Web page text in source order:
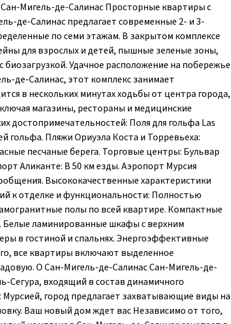
Мигель-де-Салинас Просторные квартиры с
де-Салинас предлагает современные 2- и 3-
по семи этажам. В закрытом комплексе
для взрослых и детей, пышные зеленые зоны,
Удачное расположение на побережье
де-Салинас, этот комплекс занимает
в нескольких минутах ходьбы от центра города,
магазины, рестораны и медицинские
достопримечательностей: Поля для гольфа Las
гольфа. Пляжи Ориуэла Коста и Торревьеха:
песчаные берега. Торговые центры: Бульвар
Аликанте: В 50 км езды. Аэропорт Мурсия
Высококачественные характеристики
к отделке и функциональности: Полностью
полы по всей квартире. Компактные
Белые ламинированные шкафы с верхним
в гостиной и спальнях. Энергоэффективные
все квартиры включают выделенное
О Сан-Мигель-де-Салинас Сан-Мигель-де-
Сегура, входящий в состав динамичного
город предлагает захватывающие виды на
Ваш новый дом ждет вас Независимо от того,